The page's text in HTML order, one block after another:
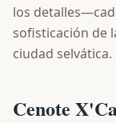
los
sofisticación de
ciudad selvática.
Cenote